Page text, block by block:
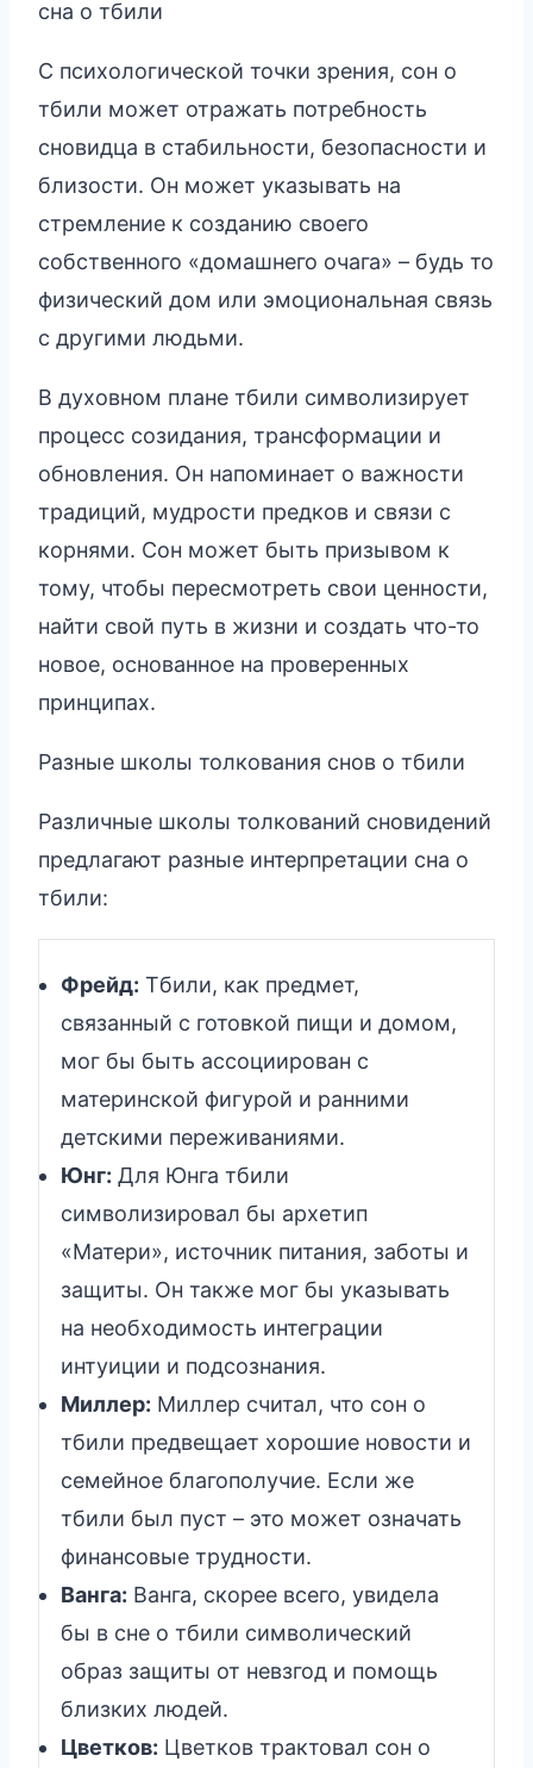
сна о тбили
С психологической точки зрения, сон о
тбили может отражать потребность
сновидца в стабильности, безопасности и
близости. Он может указывать на
стремление к созданию своего
собственного «домашнего очага» – будь то
физический дом или эмоциональная связь
с другими людьми.
В духовном плане тбили символизирует
процесс созидания, трансформации и
обновления. Он напоминает о важности
традиций, мудрости предков и связи с
корнями. Сон может быть призывом к
тому, чтобы пересмотреть свои ценности,
найти свой путь в жизни и создать что-то
новое, основанное на проверенных
принципах.
Разные школы толкования снов о тбили
Различные школы толкований сновидений
предлагают разные интерпретации сна о
тбили:
Фрейд: Тбили, как предмет,
связанный с готовкой пищи и домом,
мог бы быть ассоциирован с
материнской фигурой и ранними
детскими переживаниями.
Юнг: Для Юнга тбили
символизировал бы архетип
«Матери», источник питания, заботы и
защиты. Он также мог бы указывать
на необходимость интеграции
интуиции и подсознания.
Миллер: Миллер считал, что сон о
тбили предвещает хорошие новости и
семейное благополучие. Если же
тбили был пуст – это может означать
финансовые трудности.
Ванга: Ванга, скорее всего, увидела
бы в сне о тбили символический
образ защиты от невзгод и помощь
близких людей.
Цветков: Цветков трактовал сон о